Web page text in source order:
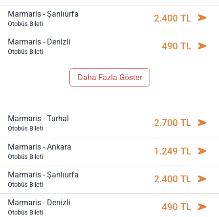
Marmaris - Şanlıurfa
Otobüs Bileti 2.400 TL
Marmaris - Denizli
Otobüs Bileti 490 TL
Daha Fazla Göster
Marmaris - Turhal
Otobüs Bileti 2.700 TL
Marmaris - Ankara
Otobüs Bileti 1.249 TL
Marmaris - Şanlıurfa
Otobüs Bileti 2.400 TL
Marmaris - Denizli
Otobüs Bileti 490 TL